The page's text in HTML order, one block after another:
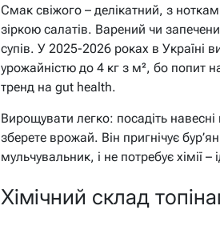
Смак свіжого – делікатний, з
зіркою салатів. Варений чи
супів. У 2025-2026 роках в Україні
урожайністю до 4 кг з м², бо попит
тренд на gut health.
Вирощувати легко: посадіть
зберете врожай. Він пригнічує
мульчувальник, і не потребує хімії
Хімічний склад